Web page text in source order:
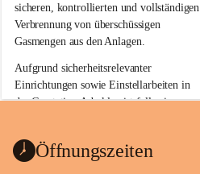
sicheren, kontrollierten und vollständigen
Verbrennung von überschüssigen
Gasmengen aus den Anlagen.
Aufgrund sicherheitsrelevanter
Einrichtungen sowie Einstellarbeiten in
der Gasstation Aderklaa ist fallweise
kommenden Tagen und Wochen wird
Öffnungszeiten